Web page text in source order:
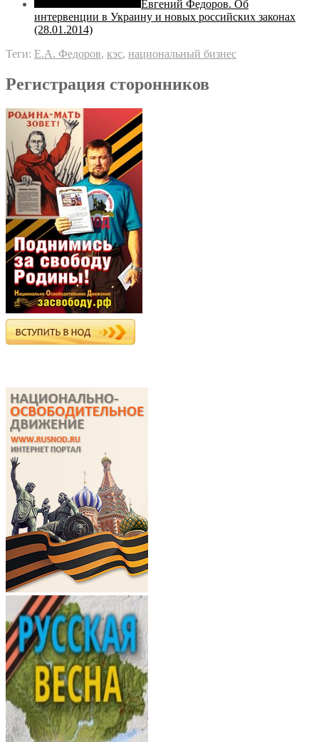
Евгений Федоров. Об
интервенции в Украину и новых российских законах
(28.01.2014)
Теги: Е.А. Федоров, кэс, национальный бизнес
Регистрация сторонников